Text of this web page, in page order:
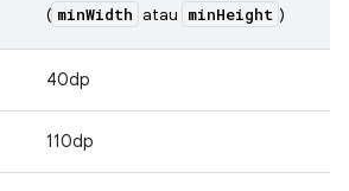
( minWidth atau minHeight )
40dp
110dp